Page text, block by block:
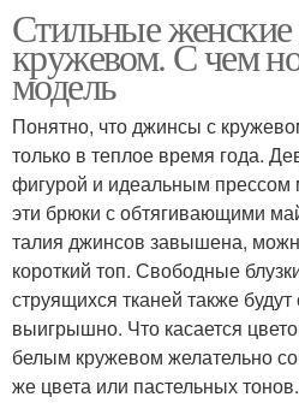
Стильные
кружевом. С чем
модель
Понятно, что джинсы с
только в теплое время года.
фигурой и идеальным прессом
эти брюки с обтягивающими
талия джинсов завышена,
короткий топ. Свободные
струящихся тканей также
выигрышно. Что касается
белым кружевом желательно
же цвета или пастельных